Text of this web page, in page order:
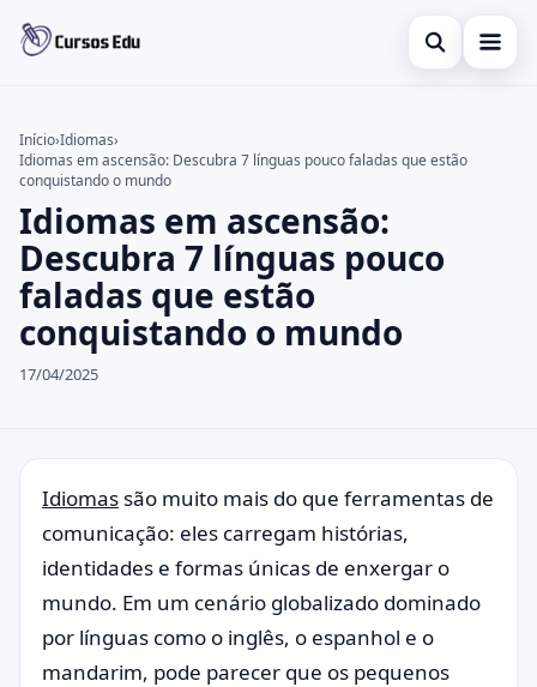
Abrir busca
Inglês
Idiomas
espanhol
Buscar no site
Buscar por:
Pressione Enter para buscar ou ESC para fechar.
Início›Idiomas›
Idiomas em ascensão: Descubra 7 línguas pouco faladas que estão
conquistando o mundo
Idiomas em ascensão:
Descubra 7 línguas pouco
faladas que estão
conquistando o mundo
17/04/2025
Idiomas são muito mais do que ferramentas de
comunicação: eles carregam histórias,
identidades e formas únicas de enxergar o
mundo. Em um cenário globalizado dominado
por línguas como o inglês, o espanhol e o
mandarim, pode parecer que os pequenos